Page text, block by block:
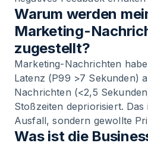
Warum werden
Marketing-
zugestellt?
Marketing-Nachrichten
Latenz (P99 >7 Sekunden)
Nachrichten (<2,5
Stoßzeiten depriorisiert.
Ausfall, sondern gewollte
Was ist die